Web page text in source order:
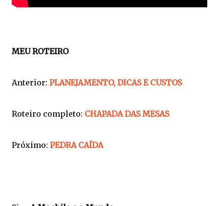
MEU ROTEIRO
Anterior: PLANEJAMENTO, DICAS E CUSTOS
Roteiro completo: CHAPADA DAS MESAS
Próximo: PEDRA CAÍDA